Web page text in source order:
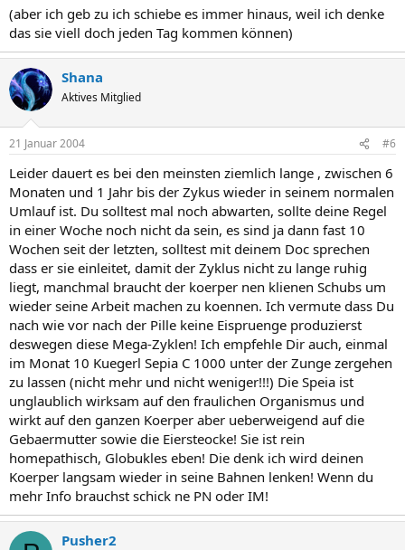
(aber ich geb zu ich schiebe es immer hinaus, weil ich denke
das sie viell doch jeden Tag kommen können)
Shana
Aktives Mitglied
21 Januar 2004 #6
Leider dauert es bei den meinsten ziemlich lange , zwischen 6
Monaten und 1 Jahr bis der Zykus wieder in seinem normalen
Umlauf ist. Du solltest mal noch abwarten, sollte deine Regel
in einer Woche noch nicht da sein, es sind ja dann fast 10
Wochen seit der letzten, solltest mit deinem Doc sprechen
dass er sie einleitet, damit der Zyklus nicht zu lange ruhig
liegt, manchmal braucht der koerper nen klienen Schubs um
wieder seine Arbeit machen zu koennen. Ich vermute dass Du
nach wie vor nach der Pille keine Eispruenge produzierst
deswegen diese Mega-Zyklen! Ich empfehle Dir auch, einmal
im Monat 10 Kuegerl Sepia C 1000 unter der Zunge zergehen
zu lassen (nicht mehr und nicht weniger!!!) Die Speia ist
unglaublich wirksam auf den fraulichen Organismus und
wirkt auf den ganzen Koerper aber ueberweigend auf die
Gebaermutter sowie die Eiersteocke! Sie ist rein
homepathisch, Globukles eben! Die denk ich wird deinen
Koerper langsam wieder in seine Bahnen lenken! Wenn du
mehr Info brauchst schick ne PN oder IM!
Pusher2